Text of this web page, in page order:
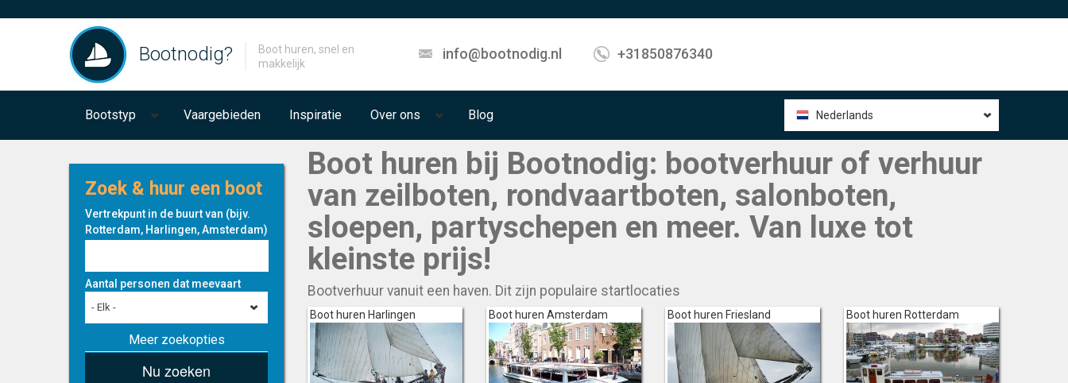
Bootnodig?
Boot huren, snel en
makkelijk
info@bootnodig.nl +31850876340
Bootstyp Vaargebieden Inspiratie Over ons Blog Nederlands
Zoek & huur een boot
Vertrekpunt in de buurt van (bijv.
Rotterdam, Harlingen, Amsterdam)
Aantal personen dat meevaart
- Elk -
Meer zoekopties
Nu zoeken
Boot huren bij Bootnodig: bootverhuur of verhuur
van zeilboten, rondvaartboten, salonboten,
sloepen, partyschepen en meer. Van luxe tot
kleinste prijs!
Bootverhuur vanuit een haven. Dit zijn populaire startlocaties
Boot huren Harlingen Boot huren Amsterdam Boot huren Friesland Boot huren Rotterdam